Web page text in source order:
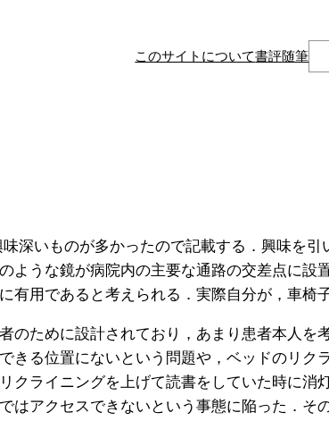
このサイトについて書評随筆検
索
いものが多かったので記載する．興味を
うな鏡が病院内の主要な通路の交差点に設
用であると考えられる．実際自分が，車椅
ために設計されており，あまり患者本人を
る位置にないという問題や，ベッドのリク
ライニングを上げて読書をしていた時に消
アクセスできないという事態に陥った．そ